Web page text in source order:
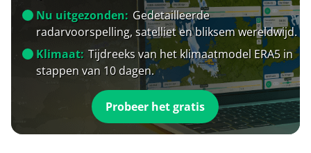
Nu uitgezonden: Gedetailleerde
radarvoorspelling, satelliet en bliksem wereldwijd.
Klimaat: Tijdreeks van het klimaatmodel ERA5 in
stappen van 10 dagen.
Probeer het gratis